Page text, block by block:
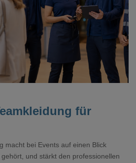
Loading...
für
macht bei Events auf einen Blick
und stärkt den professionellen